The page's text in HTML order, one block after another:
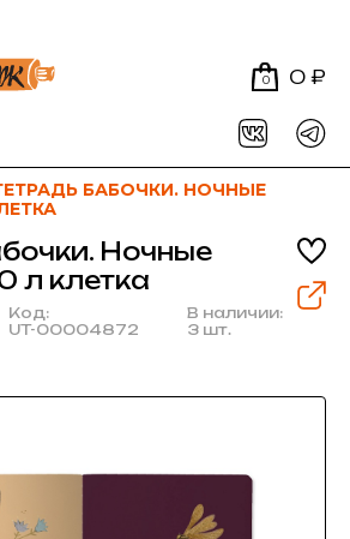
0 0 ₽
БАБОЧКИ. НОЧНЫЕ
Ночные
л клетка
Код:
UT-00004872
В наличии:
3 шт.